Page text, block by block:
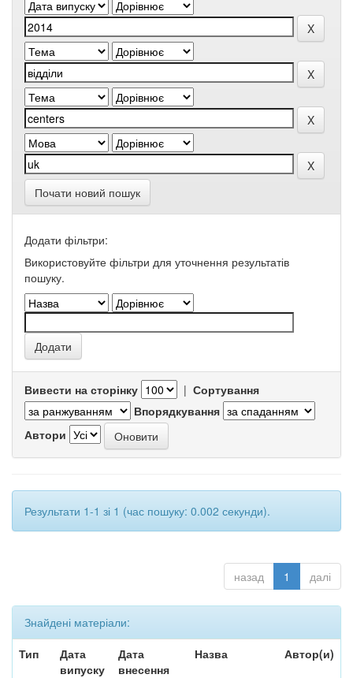
Почати новий пошук
Додати фільтри:
Використовуйте фільтри для уточнення результатів
пошуку.
Вивести на сторінку | Сортування
Впорядкування
Автори
Результати 1-1 зі 1 (час пошуку: 0.002 секунди).
назад 1 далі
Знайдені матеріали:
Тип
Дата
випуску
Дата
внесення
Назва Автор(и)